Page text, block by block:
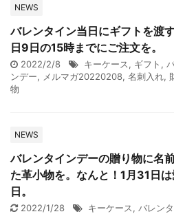
NEWS
バレンタイン当日にギフトを渡
日9日の15時までにご注文を。
2022/2/8 キーケース, ギフト ,
ンデー, メルマガ20220208, 名刺入れ,
物
NEWS
バレンタインデーの贈り物に名
た革小物を。なんと！1月31日
日。
2022/1/28 キーケース, バレン